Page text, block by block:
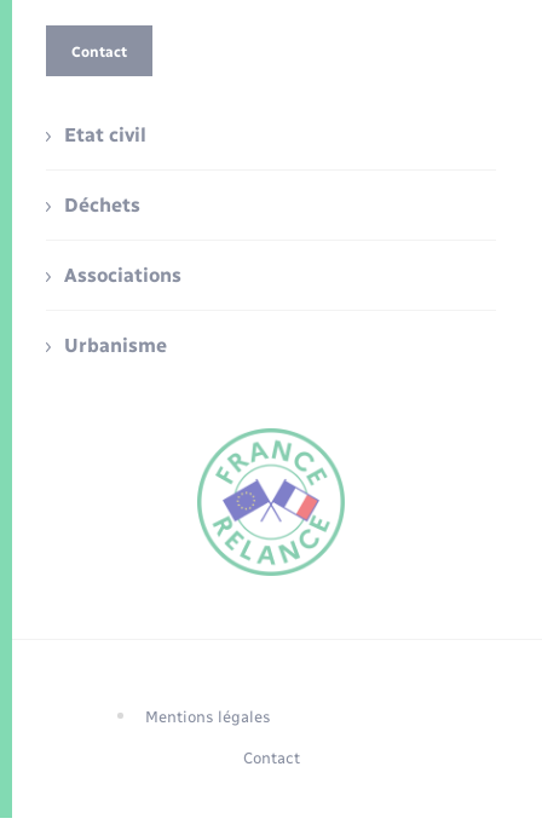
Contact
Etat civil
Déchets
Associations
Urbanisme
Mentions légales
Contact